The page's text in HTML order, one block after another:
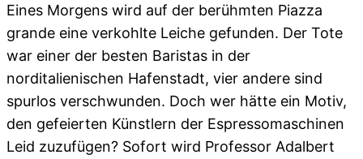
Eines Morgens wird auf der berühmten Piazza
grande eine verkohlte Leiche gefunden. Der Tote
war einer der besten Baristas in der
norditalienischen Hafenstadt, vier andere sind
spurlos verschwunden. Doch wer hätte ein Motiv,
den gefeierten Künstlern der Espressomaschinen
Leid zuzufügen? Sofort wird Professor Adalbert